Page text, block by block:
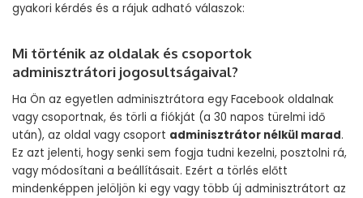
gyakori kérdés és a rájuk adható válaszok:
Mi történik az oldalak és csoportok
adminisztrátori jogosultságaival?
Ha Ön az egyetlen adminisztrátora egy Facebook oldalnak
vagy csoportnak, és törli a fiókját (a 30 napos türelmi idő
után), az oldal vagy csoport adminisztrátor nélkül marad.
Ez azt jelenti, hogy senki sem fogja tudni kezelni, posztolni rá,
vagy módosítani a beállításait. Ezért a törlés előtt
mindenképpen jelöljön ki egy vagy több új adminisztrátort az